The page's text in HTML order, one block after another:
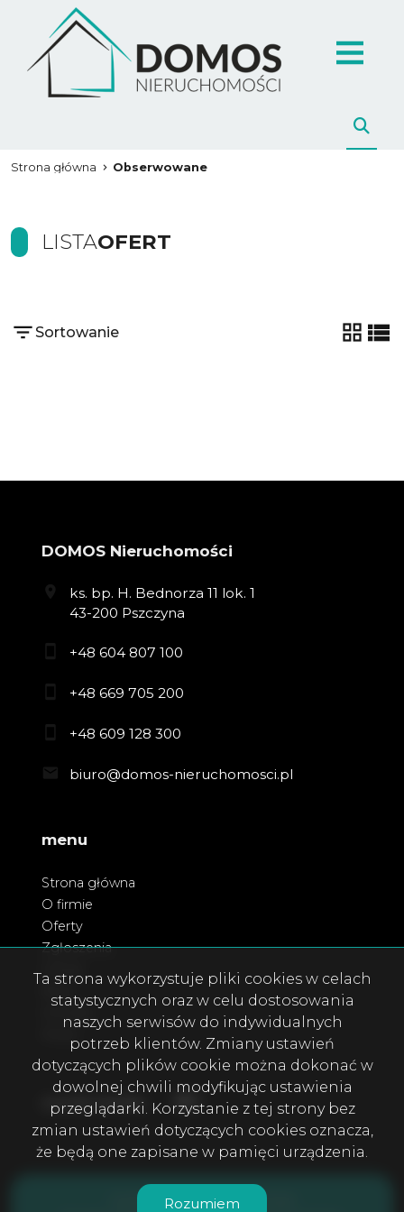
Strona główna Obserwowane
LISTAOFERT
Sortowanie
tabela
DOMOS Nieruchomości
ks. bp. H. Bednorza 11 lok. 1
43-200 Pszczyna
+48 604 807 100
+48 669 705 200
+48 609 128 300
biuro@domos-nieruchomosci.pl
menu
Strona główna
O firmie
Oferty
Zgłoszenia
Kontakt
social media Facebook
Facebook
DOMOS Nieruchomości © 2026
Ta strona wykorzystuje pliki cookies w celach
statystycznych oraz w celu dostosowania
naszych serwisów do indywidualnych
potrzeb klientów. Zmiany ustawień
dotyczących plików cookie można dokonać w
dowolnej chwili modyfikując ustawienia
przeglądarki. Korzystanie z tej strony bez
zmian ustawień dotyczących cookies oznacza,
że będą one zapisane w pamięci urządzenia.
Rozumiem